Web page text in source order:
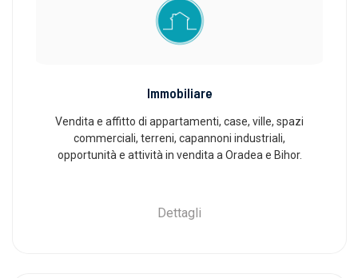
Immobiliare
Vendita e affitto di appartamenti, case, ville, spazi
commerciali, terreni, capannoni industriali,
opportunità e attività in vendita a Oradea e Bihor.
Dettagli